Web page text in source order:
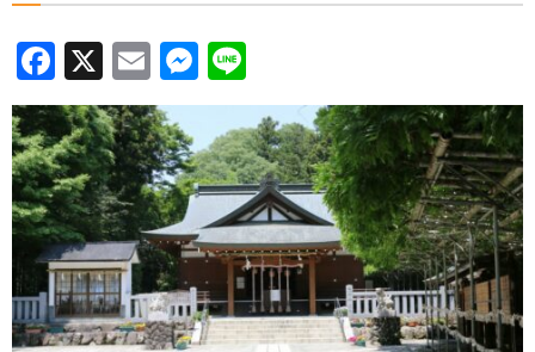
F
a
c
e
b
o
o
k
X
E
m
ail
M
e
ss
e
n
g
er
n
e